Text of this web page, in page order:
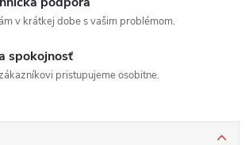
v krátkej dobe s vašim problémom.
spokojnosť
pristupujeme osobitne.